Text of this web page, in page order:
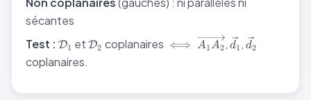
sécantes
Test : \mathcal{D}_1
D1 et\mathcal{D}_2
D2 coplanaires \iff
⟺ A1A2, \vec{d_1}
d1 , \vec{d_2}
d2
coplanaires.